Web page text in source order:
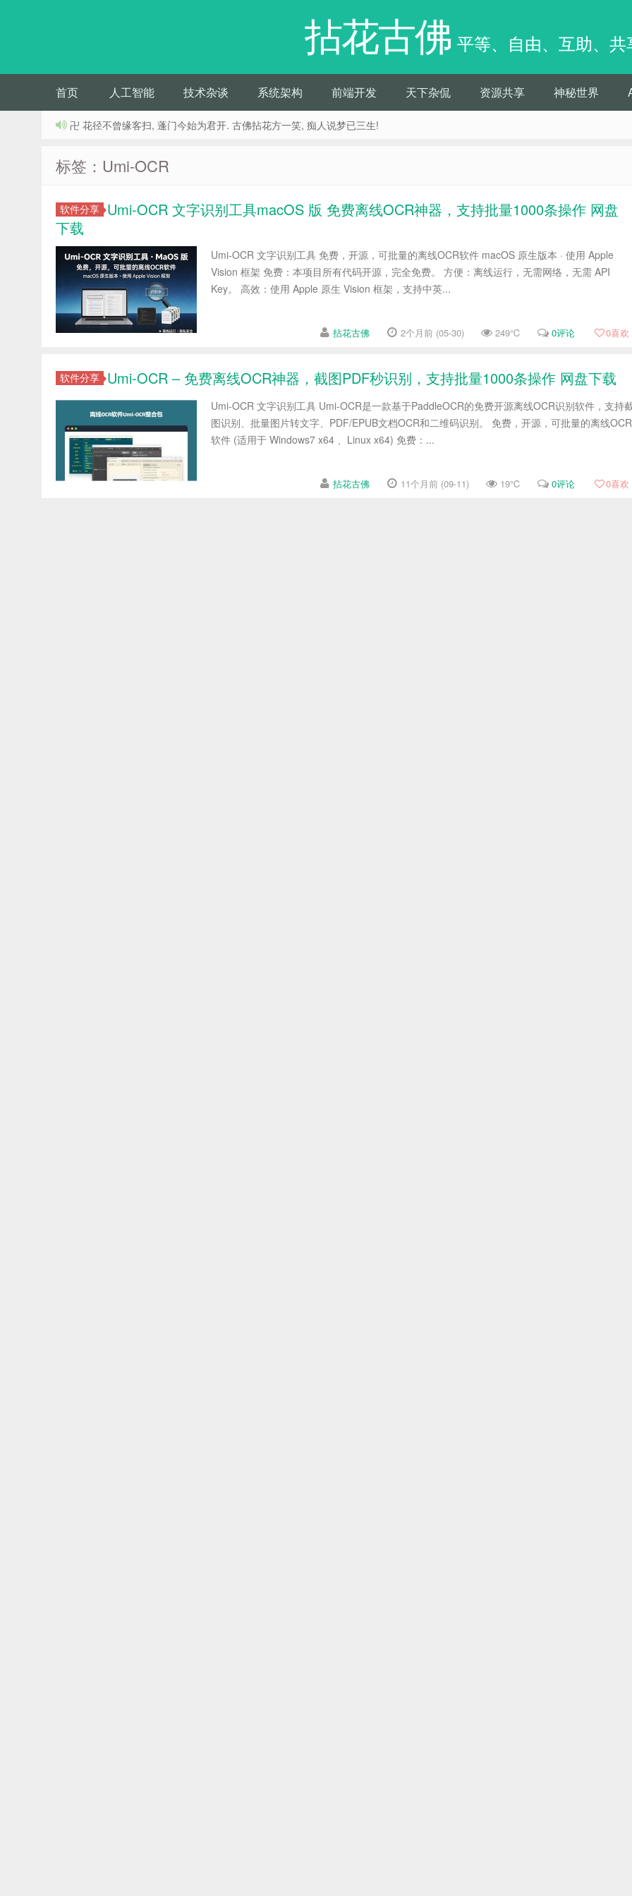
拈花古佛 平等、自由、互助、共
首页 人工智能 技术杂谈 系统架构 前端开发 天下杂侃 资源共享 神秘世界
卍 花径不曾缘客扫, 蓬门今始为君开. 古佛拈花方一笑, 痴人说梦已三生!
标签：Umi-OCR
软件分享 Umi-OCR 文字识别工具macOS 版 免费离线OCR神器，支持批量1000条操作 网盘
下载
Umi-OCR 文字识别工具 免费，开源，可批量的离线OCR软件 macOS 原生版本 · 使用 Apple
Vision 框架 免费：本项目所有代码开源，完全免费。 方便：离线运行，无需网络，无需 API
Key。 高效：使用 Apple 原生 Vision 框架，支持中英...
拈花古佛 2个月前 (05-30) 249℃ 0评论 0喜欢
软件分享 Umi-OCR – 免费离线OCR神器，截图PDF秒识别，支持批量1000条操作 网盘下载
Umi-OCR 文字识别工具 Umi-OCR是一款基于PaddleOCR的免费开源离线OCR识别软件，支持
图识别、批量图片转文字、PDF/EPUB文档OCR和二维码识别。 免费，开源，可批量的离线OCR
软件 (适用于 Windows7 x64 、Linux x64) 免费：...
拈花古佛 11个月前 (09-11) 19℃ 0评论 0喜欢